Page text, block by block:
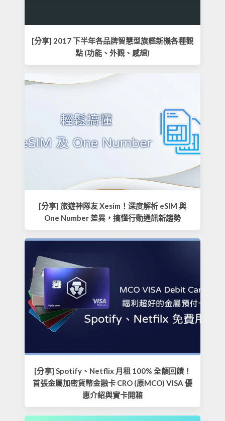
[分享] 2017 下半年各品牌智慧型旗艦新機各種觀
點 (功能、外觀、感想)
[分享] 旅遊神隊友 Xesim！深度解析 eSIM 與
One Number 差異，搞懂行動通訊新趨勢
[分享] Spotify、Netflix 月租 100% 全額回饋！
首張金屬加密貨幣金融卡 CRO (原MCO) VISA 優
惠介紹與實卡開箱